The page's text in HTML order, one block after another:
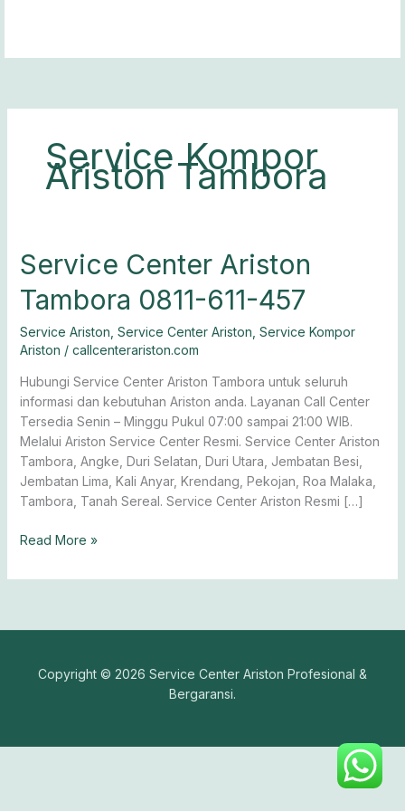
Service Kompor
Ariston Tambora
Service Center Ariston
Tambora 0811-611-457
Service Ariston Service Center Ariston Service Kompor
Ariston / callcenterariston.com
Hubungi Service Center Ariston Tambora untuk seluruh
informasi dan kebutuhan Ariston anda. Layanan Call Center
Tersedia Senin – Minggu Pukul 07:00 sampai 21:00 WIB.
Melalui Ariston Service Center Resmi. Service Center Ariston
Tambora, Angke, Duri Selatan, Duri Utara, Jembatan Besi,
Jembatan Lima, Kali Anyar, Krendang, Pekojan, Roa Malaka,
Tambora, Tanah Sereal. Service Center Ariston Resmi […]
Service
Center
Ariston
0811-
611-
457
Read More »
Copyright © 2026 Service Center Ariston Profesional &
Bergaransi.